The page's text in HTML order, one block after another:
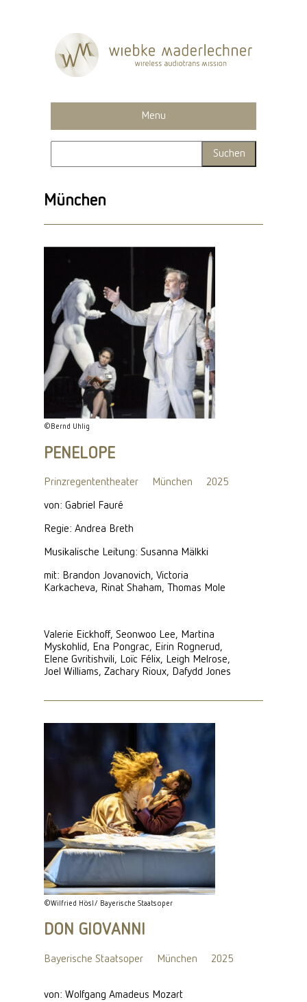
Menu
München
©Bernd Uhlig
PENELOPE
Prinzregententheater München 2025
von: Gabriel Fauré
Regie: Andrea Breth
Musikalische Leitung: Susanna Mälkki
mit: Brandon Jovanovich, Victoria
Karkacheva, Rinat Shaham, Thomas Mole
Valerie Eickhoff, Seonwoo Lee, Martina
Myskohlid, Ena Pongrac, Eirin Rognerud,
Elene Gvritishvili, Loïc Félix, Leigh Melrose,
Joel Williams, Zachary Rioux, Dafydd Jones
©Wilfried Hösl/ Bayerische Staatsoper
DON GIOVANNI
Bayerische Staatsoper München 2025
von: Wolfgang Amadeus Mozart